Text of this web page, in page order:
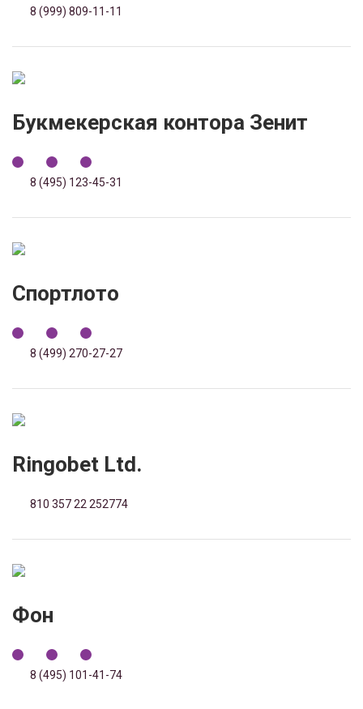
8 (999) 809-11-11
Букмекерская контора Зенит
8 (495) 123-45-31
Спортлото
8 (499) 270-27-27
Ringobet Ltd.
810 357 22 252774
Фон
8 (495) 101-41-74